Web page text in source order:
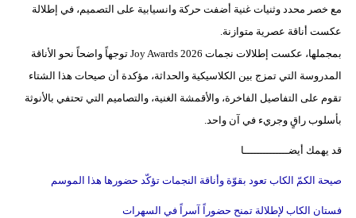
مع خصر محدد وثنيات غنية أضفت حركة وانسيابية على التصميم، في إطلالة
عكست أناقة عصرية متوازنة.
بمجملها، عكست إطلالات نجمات Joy Awards 2026 توجهاً واضحاً نحو الأناقة
المدروسة التي تمزج بين الكلاسيكية والحداثة، مؤكدة أن صيحات هذا الشتاء
تقوم على التفاصيل الفاخرة، والأقمشة الغنية، والتصاميم التي تحتفي بالأنوثة
بأسلوب راقٍ وجريء في آن واحد.
قد يهمك أيضــــــــــــــا
صيحة الكمّ الكاب تعود بقوّة وأناقة النجمات تؤكّد حضورها هذا الموسم
فستان الكاب لإطلالة تمنح حضوراً آسراً في السهرات